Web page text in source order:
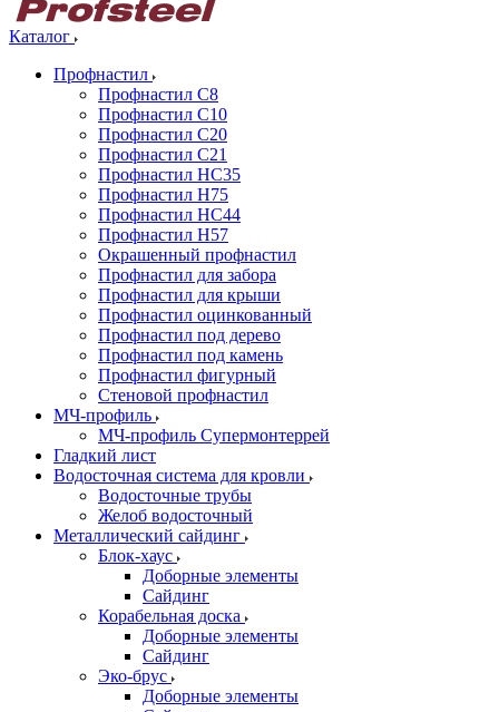
Каталог
Профнастил
Профнастил С8
Профнастил С10
Профнастил С20
Профнастил С21
Профнастил НС35
Профнастил Н75
Профнастил HC44
Профнастил Н57
Окрашенный профнастил
Профнастил для забора
Профнастил для крыши
Профнастил оцинкованный
Профнастил под дерево
Профнастил под камень
Профнастил фигурный
Стеновой профнастил
МЧ-профиль
МЧ-профиль Супермонтеррей
Гладкий лист
Водосточная система для кровли
Водосточные трубы
Желоб водосточный
Металлический сайдинг
Блок-хаус
Доборные элементы
Сайдинг
Корабельная доска
Доборные элементы
Сайдинг
Эко-брус
Доборные элементы